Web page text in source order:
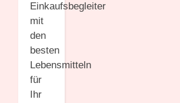
Einkaufsbegleiter
mit
den
besten
Lebensmitteln
für
Ihr